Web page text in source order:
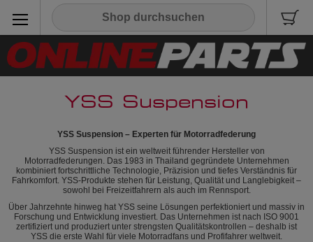
YSS Suspension
YSS Suspension – Experten für Motorradfederung
YSS Suspension ist ein weltweit führender Hersteller von
Motorradfederungen. Das 1983 in Thailand gegründete Unternehmen
kombiniert fortschrittliche Technologie, Präzision und tiefes Verständnis für
Fahrkomfort. YSS-Produkte stehen für Leistung, Qualität und Langlebigkeit –
sowohl bei Freizeitfahrern als auch im Rennsport.
Über Jahrzehnte hinweg hat YSS seine Lösungen perfektioniert und massiv in
Forschung und Entwicklung investiert. Das Unternehmen ist nach ISO 9001
zertifiziert und produziert unter strengsten Qualitätskontrollen – deshalb ist
YSS die erste Wahl für viele Motorradfans und Profifahrer weltweit.